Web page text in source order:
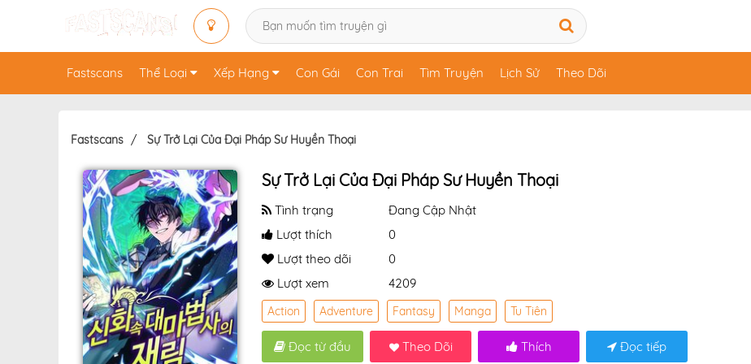
Fastscans Thể Loại Xếp Hạng Con Gái Con Trai Tìm Truyện Lịch Sử Theo Dõi
Fastscans Sự Trở Lại Của Đại Pháp Sư Huyền Thoại
Sự Trở Lại Của Đại Pháp Sư Huyền Thoại
Tình trạng
Đang Cập Nhật
Lượt thích
0
Lượt theo dõi
0
Lượt xem
4209
Action Adventure Fantasy Manga Tu Tiên
Đọc từ đầu Theo Dõi Thích Đọc tiếp